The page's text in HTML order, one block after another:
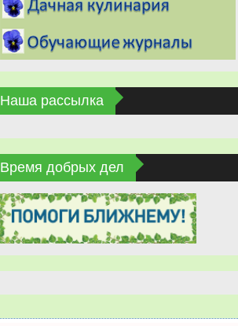
Наша рассылка
Время добрых дел